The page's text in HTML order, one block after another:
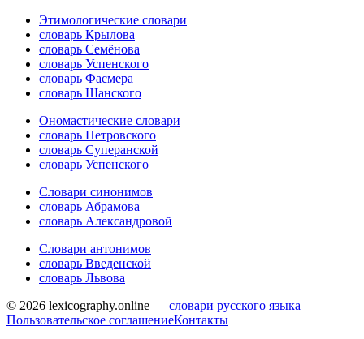
Этимологические словари
словарь Крылова
словарь Семёнова
словарь Успенского
словарь Фасмера
словарь Шанского
Ономастические словари
словарь Петровского
словарь Суперанской
словарь Успенского
Словари синонимов
словарь Абрамова
словарь Александровой
Словари антонимов
словарь Введенской
словарь Львова
© 2026 lexicography.online — словари русского языка
Пользовательское соглашениеКонтакты